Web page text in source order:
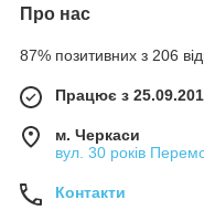
Про нас
87% позитивних з 206
Працює з
м. Черкаси
вул. 30 років
Контакти